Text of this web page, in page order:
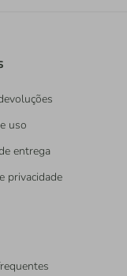
uso
entrega
privacidade